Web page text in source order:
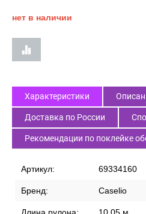
нет в наличии
Характеристики
Доставка по России
Рекомендации по поклейке
Артикул: 69334160
Бренд: Caselio